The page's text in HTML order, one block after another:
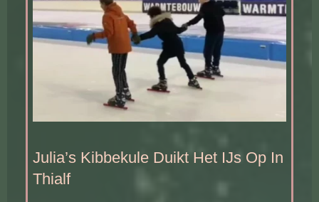
Julia’s Kibbekule Duikt Het IJs Op In
Thialf